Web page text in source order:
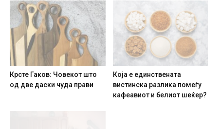
Крсте Гаков: Човекот што
од две даски чуда прави
Која е единствената
вистинска разлика помеѓу
кафеавиот и белиот шеќер?